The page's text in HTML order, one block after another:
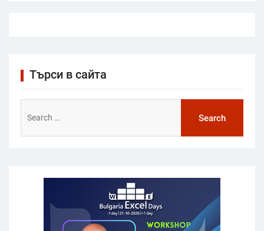
Търси в сайта
for: